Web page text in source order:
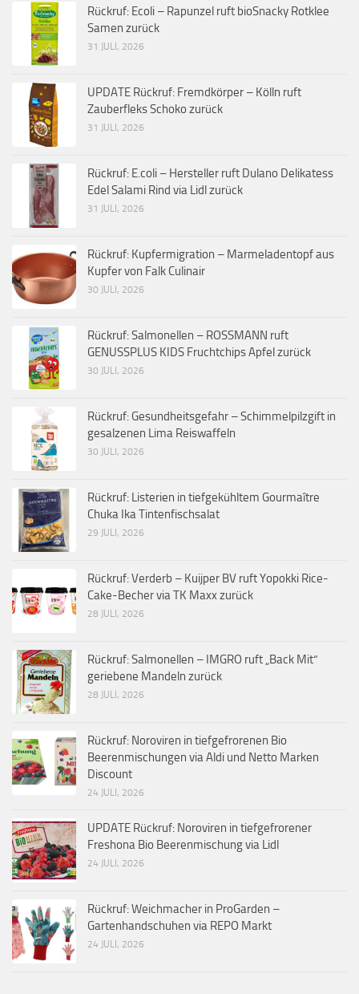
Rückruf: Ecoli – Rapunzel ruft bioSnacky Rotklee
Samen zurück
31 JULI, 2026
UPDATE Rückruf: Fremdkörper – Kölln ruft
Zauberfleks Schoko zurück
31 JULI, 2026
Rückruf: E.coli – Hersteller ruft Dulano Delikatess
Edel Salami Rind via Lidl zurück
31 JULI, 2026
Rückruf: Kupfermigration – Marmeladentopf aus
Kupfer von Falk Culinair
30 JULI, 2026
Rückruf: Salmonellen – ROSSMANN ruft
GENUSSPLUS KIDS Fruchtchips Apfel zurück
30 JULI, 2026
Rückruf: Gesundheitsgefahr – Schimmelpilzgift in
gesalzenen Lima Reiswaffeln
30 JULI, 2026
Rückruf: Listerien in tiefgekühltem Gourmaître
Chuka Ika Tintenfischsalat
29 JULI, 2026
Rückruf: Verderb – Kuijper BV ruft Yopokki Rice-
Cake-Becher via TK Maxx zurück
28 JULI, 2026
Rückruf: Salmonellen – IMGRO ruft „Back Mit“
geriebene Mandeln zurück
28 JULI, 2026
Rückruf: Noroviren in tiefgefrorenen Bio
Beerenmischungen via Aldi und Netto Marken
Discount
24 JULI, 2026
UPDATE Rückruf: Noroviren in tiefgefrorener
Freshona Bio Beerenmischung via Lidl
24 JULI, 2026
Rückruf: Weichmacher in ProGarden –
Gartenhandschuhen via REPO Markt
24 JULI, 2026